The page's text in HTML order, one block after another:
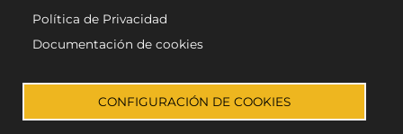
Accesibilidad
Política de Privacidad
Documentación de cookies
CONFIGURACIÓN DE COOKIES